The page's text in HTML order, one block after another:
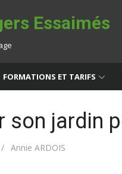
Essaimés
FORMATIONS ET TARIFS
son jardin
Auteur/autrice
Annie ARDOIS